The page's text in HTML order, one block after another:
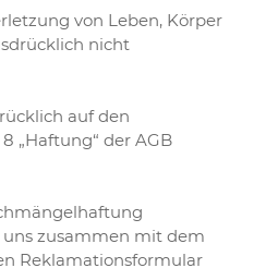
von Leben, Körper
nicht
auf den
„Haftung“ der AGB
zusammen mit dem
Reklamationsformular